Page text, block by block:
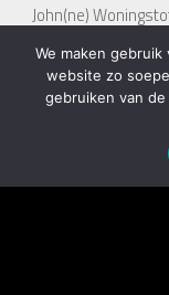
John(ne)
We maken
website zo
gebruiken van